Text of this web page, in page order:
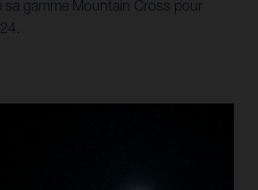
sa gamme Mountain Cross pour